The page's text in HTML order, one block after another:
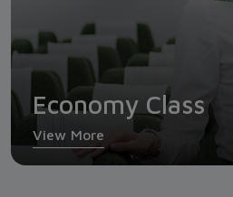
Economy Class
View More